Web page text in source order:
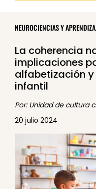
NEUROCIENCIAS Y
La coherencia
implicaciones
alfabetización
infantil
Por: Unidad de cultura
20 julio 2024